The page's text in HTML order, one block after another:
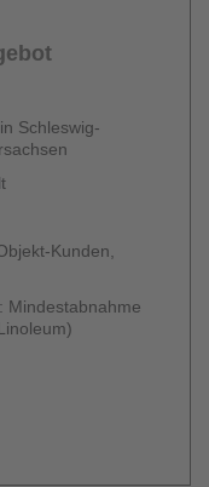
Schleswig-
Kunden,
Mindestabnahme